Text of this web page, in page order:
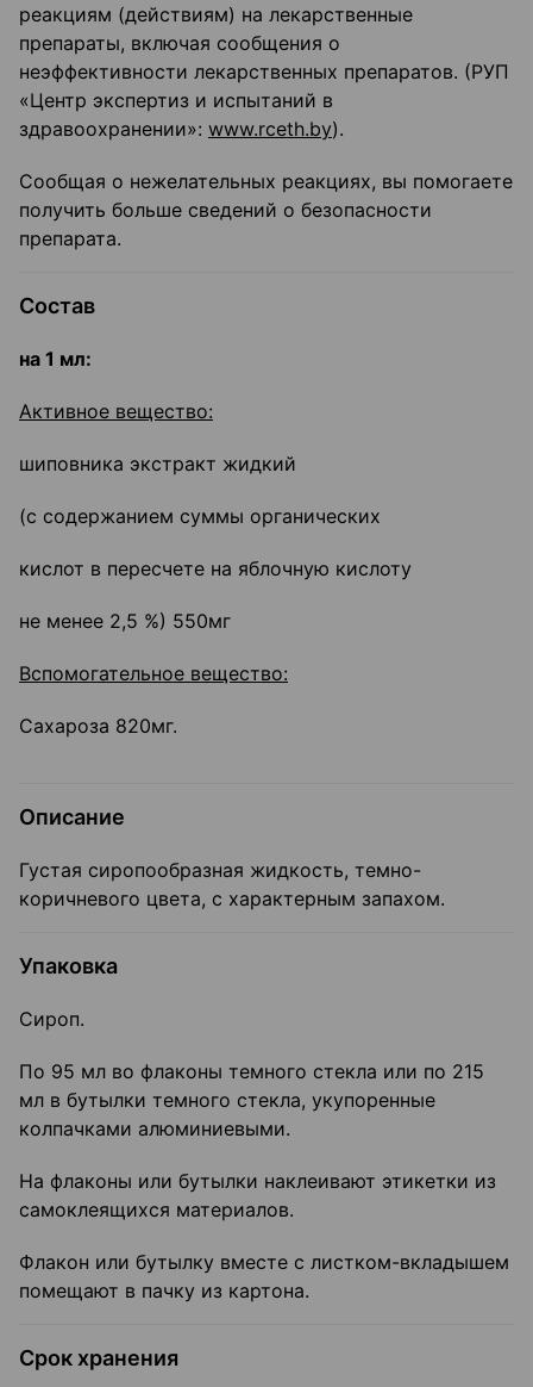
реакциям (действиям) на лекарственные
препараты, включая сообщения о
неэффективности лекарственных препаратов. (РУП
«Центр экспертиз и испытаний в
здравоохранении»: www.rceth.by).
Сообщая о нежелательных реакциях, вы помогаете
получить больше сведений о безопасности
препарата.
Состав
на 1 мл:
Активное вещество:
шиповника экстракт жидкий
(с содержанием суммы органических
кислот в пересчете на яблочную кислоту
не менее 2,5 %) 550мг
Вспомогательное вещество:
Сахароза 820мг.
Описание
Густая сиропообразная жидкость, темно-
коричневого цвета, с характерным запахом.
Упаковка
Сироп.
По 95 мл во флаконы темного стекла или по 215
мл в бутылки темного стекла, укупоренные
колпачками алюминиевыми.
На флаконы или бутылки наклеивают этикетки из
самоклеящихся материалов.
Флакон или бутылку вместе с листком-вкладышем
помещают в пачку из картона.
Срок хранения